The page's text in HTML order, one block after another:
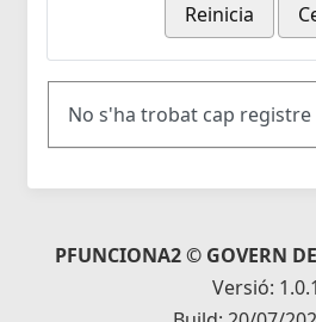
Reinicia
No s'ha trobat cap registre
PFUNCIONA2 © GOVERN
Versió: